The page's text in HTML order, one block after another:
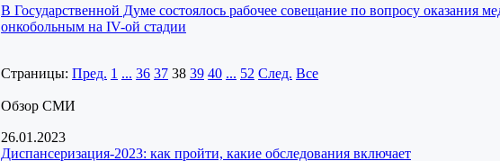
В Государственной Думе состоялось рабочее совещание по вопросу оказания
онкобольным на IV-ой стадии
Страницы: Пред. 1 ... 36 37 38 39 40 ... 52 След. Все
Обзор СМИ
26.01.2023
Диспансеризация-2023: как пройти, какие обследования включает